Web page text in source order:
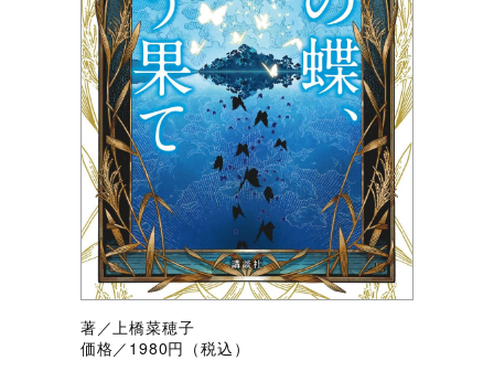
著／上橋菜穂子
価格／1980円（税込）